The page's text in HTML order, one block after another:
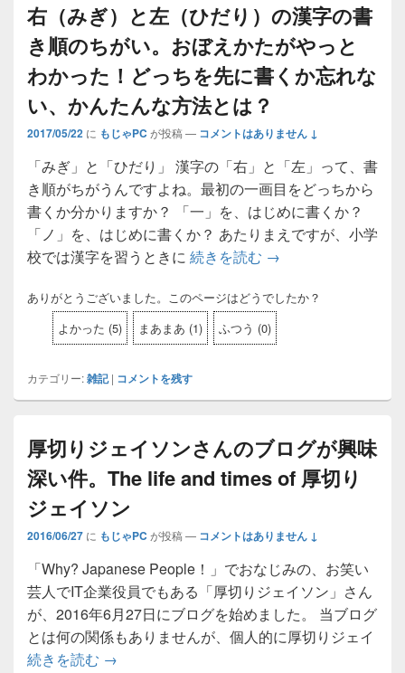
右（みぎ）と左（ひだり）の漢字の書
き順のちがい。おぼえかたがやっと
わかった！どっちを先に書くか忘れな
い、かんたんな方法とは？
2017/05/22 に もじゃPC が投稿 — コメントはありません ↓
「みぎ」と「ひだり」 漢字の「右」と「左」って、書
き順がちがうんですよね。最初の一画目をどっちから
書くか分かりますか？ 「一」を、はじめに書くか？
「ノ」を、はじめに書くか？ あたりまえですが、小学
校では漢字を習うときに 続きを読む 右（みぎ）と左（ひ
→
ありがとうございました。このページはどうでしたか？
よかった (5) まあまあ (1) ふつう (0)
カテゴリー:雑記 | コメントを残す
厚切りジェイソンさんのブログが興味
深い件。The life and times of 厚切り
ジェイソン
2016/06/27 に もじゃPC が投稿 — コメントはありません ↓
「Why? Japanese People！」でおなじみの、お笑い
芸人でIT企業役員でもある「厚切りジェイソン」さん
が、2016年6月27日にブログを始めました。 当ブログ
とは何の関係もありませんが、個人的に厚切りジェイ
続きを読む 厚切りジェイソンさんのブログが興味深い件
→